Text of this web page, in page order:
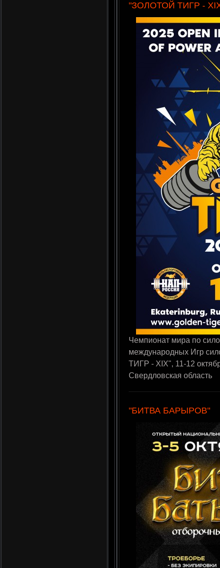
"ЗОЛОТОЙ ТИГР -
Чемпионат мира по
международных Игр
ТИГР - XIX", 11-12
Свердловская область
"БИТВА БАРЫРОВ"